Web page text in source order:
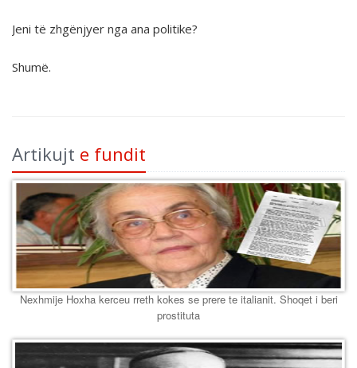
Jeni të zhgënjyer nga ana politike?
Shumë.
Artikujt e fundit
Nexhmije Hoxha kerceu rreth kokes se prere te italianit. Shoqet i beri
prostituta